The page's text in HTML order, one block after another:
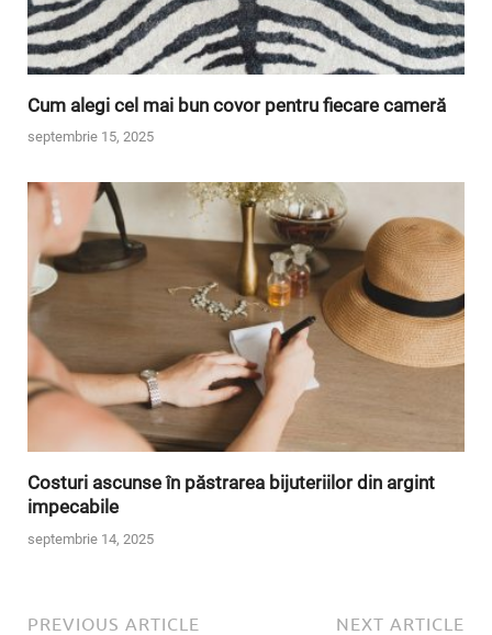
Cum alegi cel mai bun covor pentru fiecare cameră
septembrie 15, 2025
Costuri ascunse în păstrarea bijuteriilor din argint
impecabile
septembrie 14, 2025
PREVIOUS ARTICLE NEXT ARTICLE